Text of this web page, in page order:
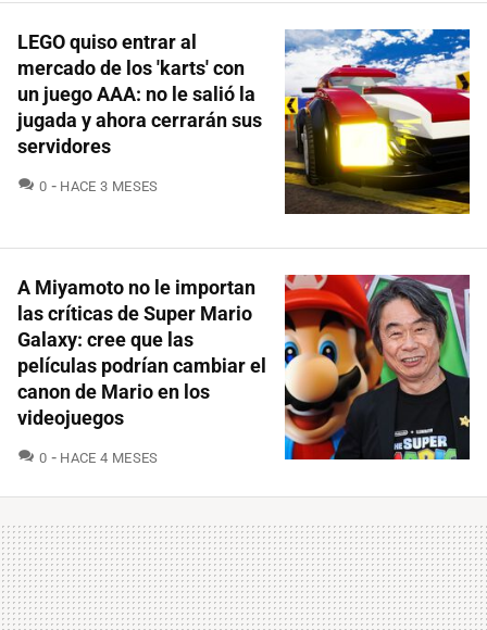
LEGO quiso entrar al
mercado de los 'karts' con
un juego AAA: no le salió la
jugada y ahora cerrarán sus
servidores
0 COMENTARIOS
HACE 3 MESES
A Miyamoto no le importan
las críticas de Super Mario
Galaxy: cree que las
películas podrían cambiar el
canon de Mario en los
videojuegos
0 COMENTARIOS
HACE 4 MESES